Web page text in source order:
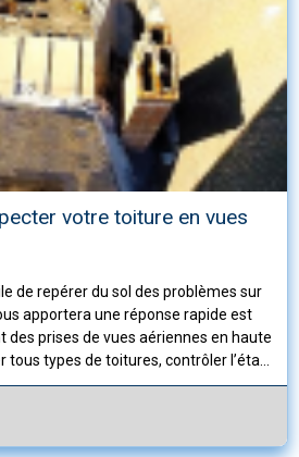
votre toiture en vues
de repérer du sol des problèmes sur
apportera une réponse rapide est
des prises de vues aériennes en haute
types de toitures, contrôler l’état
aux couvreurs de déterminer